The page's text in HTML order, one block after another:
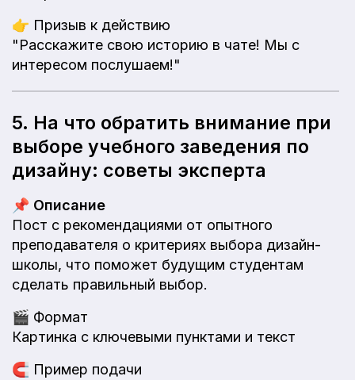
👉 Призыв к действию
"Расскажите свою историю в чате! Мы с
интересом послушаем!"
5. На что обратить внимание при
выборе учебного заведения по
дизайну: советы эксперта
📌 Описание
Пост с рекомендациями от опытного
преподавателя о критериях выбора дизайн-
школы, что поможет будущим студентам
сделать правильный выбор.
🎬 Формат
Картинка с ключевыми пунктами и текст
🧲 Пример подачи